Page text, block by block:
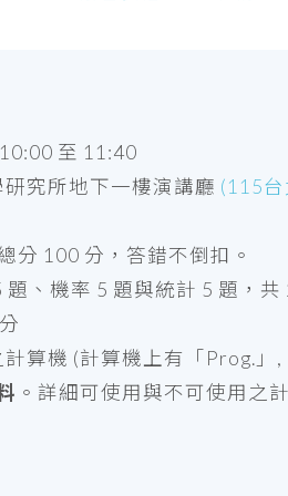
至 11:40
究所地下一樓演講廳 (115
分 100 分，答錯不倒扣。
、機率 5 題與統計 5 題，共
算機 (計算機上有「Prog.」
。詳細可使用與不可使用之